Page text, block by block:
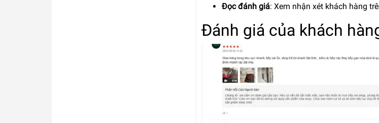
Đọc đánh giá: Xem nhận xét khách hàng
Đánh giá của khách